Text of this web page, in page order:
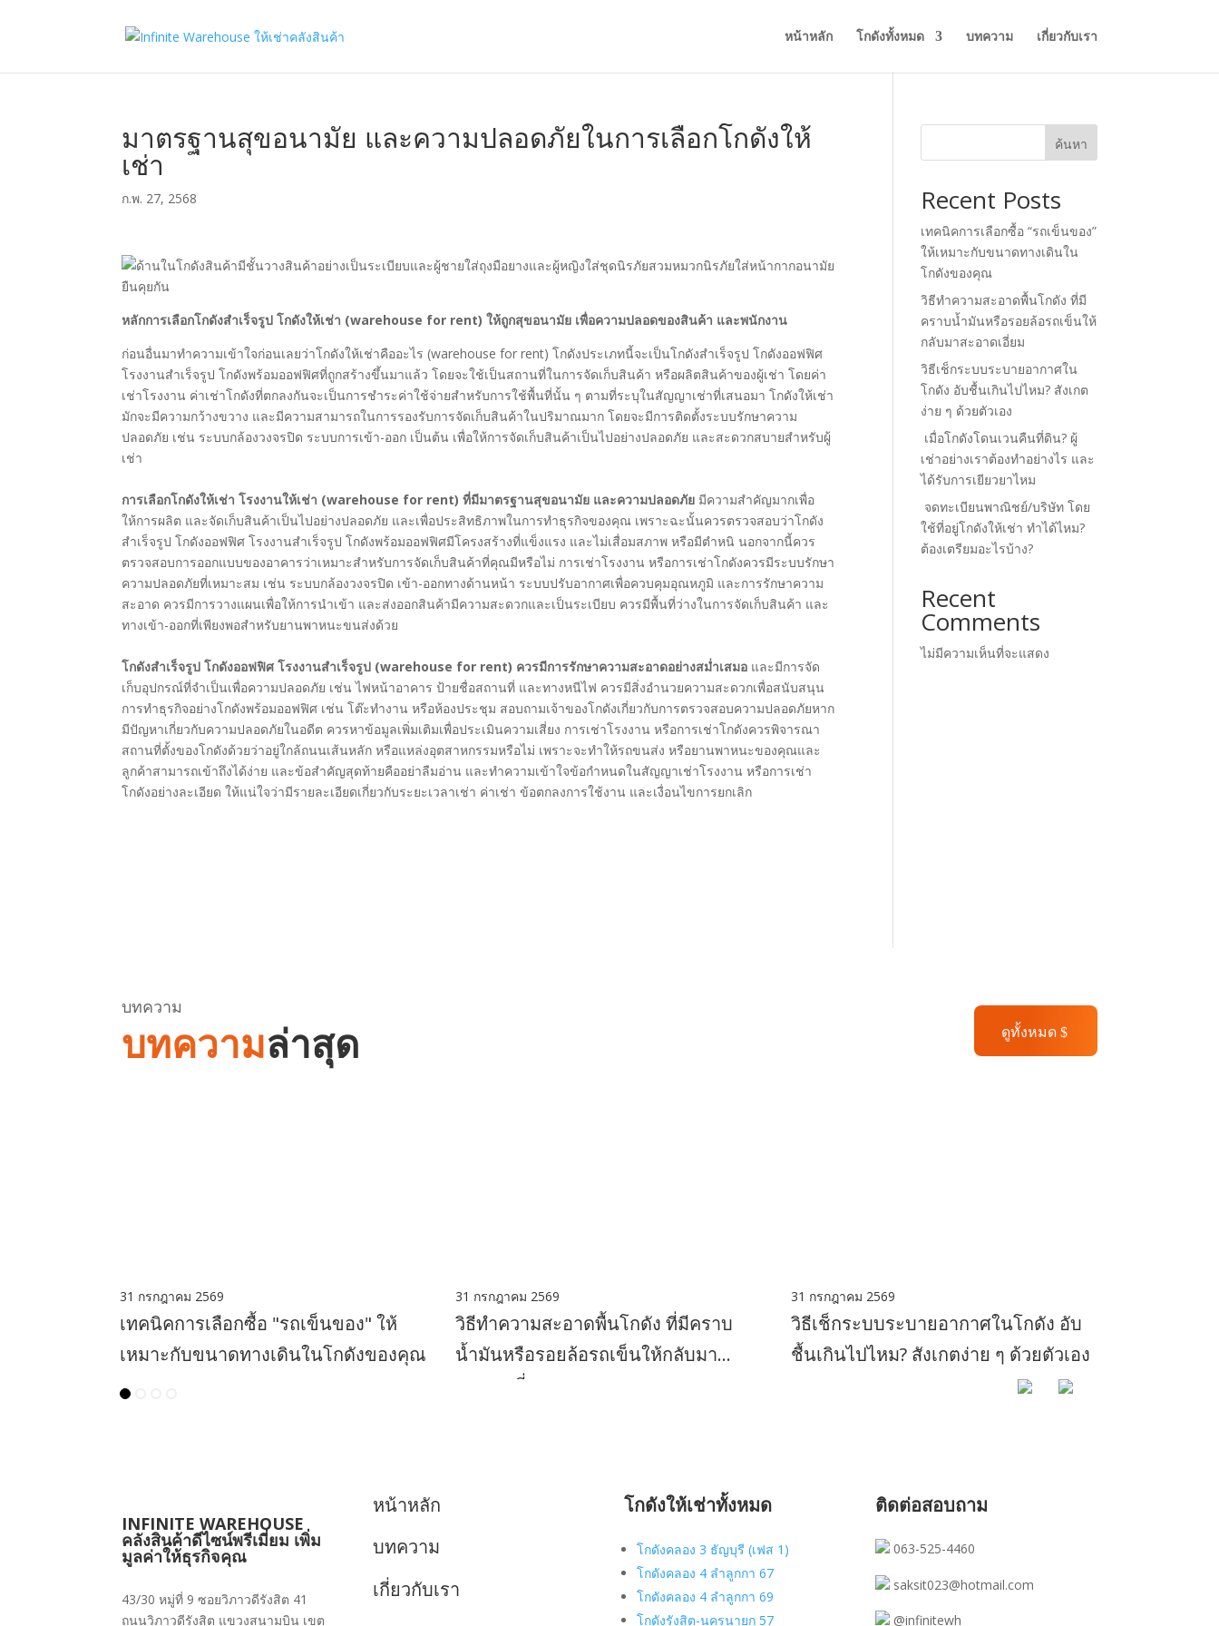
หน้าหลัก โกดังทั้งหมด บทความ เกี่ยวกับเรา
มาตรฐานสุขอนามัย และความปลอดภัยในการเลือกโกดังให้
เช่า
ก.พ. 27, 2568
หลักการเลือกโกดังสำเร็จรูป โกดังให้เช่า (warehouse for rent) ให้ถูกสุขอนามัย เพื่อความปลอดของสินค้า และพนักงาน
ก่อนอื่นมาทำความเข้าใจก่อนเลยว่าโกดังให้เช่าคืออะไร (warehouse for rent) โกดังประเภทนี้จะเป็นโกดังสำเร็จรูป โกดังออฟฟิศ
โรงงานสำเร็จรูป โกดังพร้อมออฟฟิศที่ถูกสร้างขึ้นมาแล้ว โดยจะใช้เป็นสถานที่ในการจัดเก็บสินค้า หรือผลิตสินค้าของผู้เช่า โดยค่า
เช่าโรงงาน ค่าเช่าโกดังที่ตกลงกันจะเป็นการชำระค่าใช้จ่ายสำหรับการใช้พื้นที่นั้น ๆ ตามที่ระบุในสัญญาเช่าที่เสนอมา โกดังให้เช่า
มักจะมีความกว้างขวาง และมีความสามารถในการรองรับการจัดเก็บสินค้าในปริมาณมาก โดยจะมีการติดตั้งระบบรักษาความ
ปลอดภัย เช่น ระบบกล้องวงจรปิด ระบบการเข้า-ออก เป็นต้น เพื่อให้การจัดเก็บสินค้าเป็นไปอย่างปลอดภัย และสะดวกสบายสำหรับผู้
เช่า
การเลือกโกดังให้เช่า โรงงานให้เช่า (warehouse for rent) ที่มีมาตรฐานสุขอนามัย และความปลอดภัย มีความสำคัญมากเพื่อ
ให้การผลิต และจัดเก็บสินค้าเป็นไปอย่างปลอดภัย และเพื่อประสิทธิภาพในการทำธุรกิจของคุณ เพราะฉะนั้นควรตรวจสอบว่าโกดัง
สำเร็จรูป โกดังออฟฟิศ โรงงานสำเร็จรูป โกดังพร้อมออฟฟิศมีโครงสร้างที่แข็งแรง และไม่เสื่อมสภาพ หรือมีตำหนิ นอกจากนี้ควร
ตรวจสอบการออกแบบของอาคารว่าเหมาะสำหรับการจัดเก็บสินค้าที่คุณมีหรือไม่ การเช่าโรงงาน หรือการเช่าโกดังควรมีระบบรักษา
ความปลอดภัยที่เหมาะสม เช่น ระบบกล้องวงจรปิด เข้า-ออกทางด้านหน้า ระบบปรับอากาศเพื่อควบคุมอุณหภูมิ และการรักษาความ
สะอาด ควรมีการวางแผนเพื่อให้การนำเข้า และส่งออกสินค้ามีความสะดวกและเป็นระเบียบ ควรมีพื้นที่ว่างในการจัดเก็บสินค้า และ
ทางเข้า-ออกที่เพียงพอสำหรับยานพาหนะขนส่งด้วย
โกดังสำเร็จรูป โกดังออฟฟิศ โรงงานสำเร็จรูป (warehouse for rent) ควรมีการรักษาความสะอาดอย่างสม่ำเสมอ และมีการจัด
เก็บอุปกรณ์ที่จำเป็นเพื่อความปลอดภัย เช่น ไฟหน้าอาคาร ป้ายชื่อสถานที่ และทางหนีไฟ ควรมีสิ่งอำนวยความสะดวกเพื่อสนับสนุน
การทำธุรกิจอย่างโกดังพร้อมออฟฟิศ เช่น โต๊ะทำงาน หรือห้องประชุม สอบถามเจ้าของโกดังเกี่ยวกับการตรวจสอบความปลอดภัยหาก
มีปัญหาเกี่ยวกับความปลอดภัยในอดีต ควรหาข้อมูลเพิ่มเติมเพื่อประเมินความเสี่ยง การเช่าโรงงาน หรือการเช่าโกดังควรพิจารณา
สถานที่ตั้งของโกดังด้วยว่าอยู่ใกล้ถนนเส้นหลัก หรือแหล่งอุตสาหกรรมหรือไม่ เพราะจะทำให้รถขนส่ง หรือยานพาหนะของคุณและ
ลูกค้าสามารถเข้าถึงได้ง่าย และข้อสำคัญสุดท้ายคืออย่าลืมอ่าน และทำความเข้าใจข้อกำหนดในสัญญาเช่าโรงงาน หรือการเช่า
โกดังอย่างละเอียด ให้แน่ใจว่ามีรายละเอียดเกี่ยวกับระยะเวลาเช่า ค่าเช่า ข้อตกลงการใช้งาน และเงื่อนไขการยกเลิก
ค้นหา
Recent Posts
เทคนิคการเลือกซื้อ “รถเข็นของ”
ให้เหมาะกับขนาดทางเดินใน
โกดังของคุณ
วิธีทำความสะอาดพื้นโกดัง ที่มี
คราบน้ำมันหรือรอยล้อรถเข็นให้
กลับมาสะอาดเอี่ยม
วิธีเช็กระบบระบายอากาศใน
โกดัง อับชื้นเกินไปไหม? สังเกต
ง่าย ๆ ด้วยตัวเอง
เมื่อโกดังโดนเวนคืนที่ดิน? ผู้
เช่าอย่างเราต้องทำอย่างไร และ
ได้รับการเยียวยาไหม
จดทะเบียนพาณิชย์/บริษัท โดย
ใช้ที่อยู่โกดังให้เช่า ทำได้ไหม?
ต้องเตรียมอะไรบ้าง?
Recent
Comments
ไม่มีความเห็นที่จะแสดง
บทความ
บทความล่าสุด ดูทั้งหมด
31 กรกฎาคม 2569
เทคนิคการเลือกซื้อ "รถเข็นของ" ให้
เหมาะกับขนาดทางเดินในโกดังของคุณ
31 กรกฎาคม 2569
วิธีทำความสะอาดพื้นโกดัง ที่มีคราบ
น้ำมันหรือรอยล้อรถเข็นให้กลับมา
สะอาดเอี่ยม
31 กรกฎาคม 2569
วิธีเช็กระบบระบายอากาศในโกดัง อับ
ชื้นเกินไปไหม? สังเกตง่าย ๆ ด้วยตัวเอง
INFINITE WAREHOUSE
คลังสินค้าดีไซน์พรีเมี่ยม เพิ่ม
มูลค่าให้ธุรกิจคุณ
43/30 หมู่ที่ 9 ซอยวิภาวดีรังสิต 41
ถนนวิภาวดีรังสิต แขวงสนามบิน เขต
หน้าหลัก
บทความ
เกี่ยวกับเรา
โกดังให้เช่าทั้งหมด
โกดังคลอง 3 ธัญบุรี (เฟส 1)
โกดังคลอง 4 ลำลูกกา 67
โกดังคลอง 4 ลำลูกกา 69
โกดังรังสิต-นครนายก 57
ติดต่อสอบถาม
063-525-4460
saksit023@hotmail.com
@infinitewh